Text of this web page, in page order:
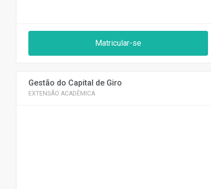
Matricular-se
Gestão do Capital de Giro
EXTENSÃO ACADÊMICA